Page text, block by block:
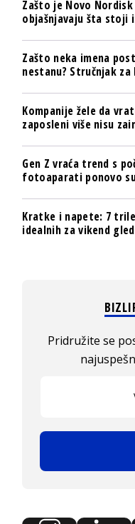
Zašto je Novo
objašnjavaju šta stoji
Zašto neka imena
nestanu? Stručnjak
Kompanije žele da
zaposleni više nisu
Gen Z vraća trend s
fotoaparati ponovo
Kratke i napete: 7
idealnih za vikend
Pridružite se